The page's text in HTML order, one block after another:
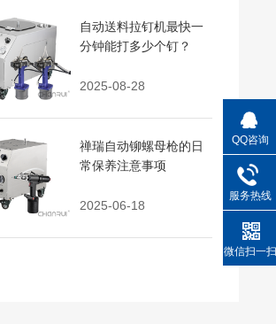
自动送料拉钉机最快一
分钟能打多少个钉？
2025-08-28
禅瑞自动铆螺母枪的日
常保养注意事项
2025-06-18
QQ咨询
服务热线
微信扫一扫